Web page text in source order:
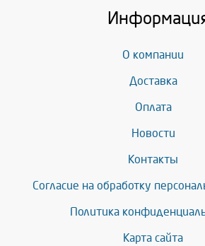
О компании
Доставка
Оплата
Новости
Контакты
Согласие на обработку
Политика
Карта сайта